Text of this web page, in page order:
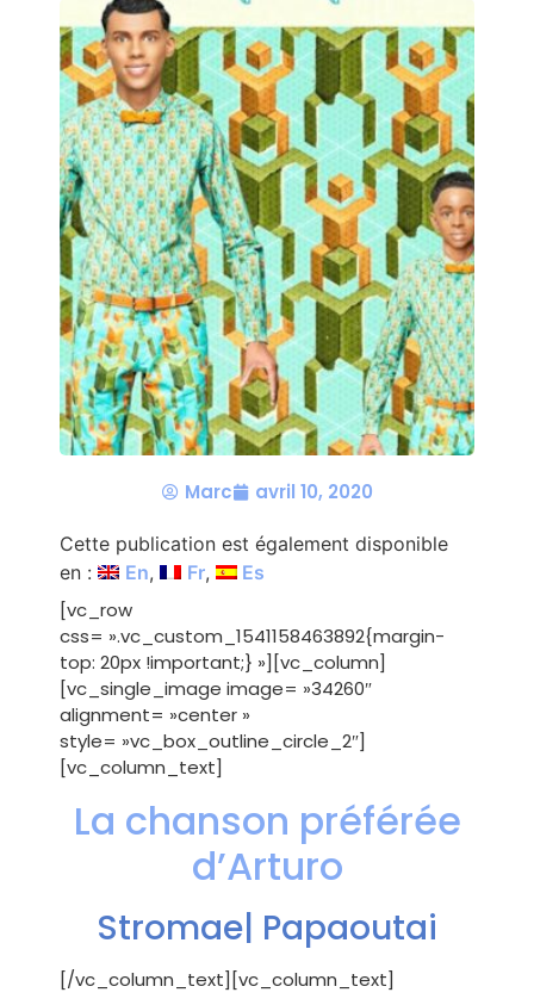
Marc avril 10, 2020
Cette publication est également disponible
en :
En Fr Es
[vc_row
css= ».vc_custom_1541158463892{margin-
top: 20px !important;} »][vc_column]
[vc_single_image image= »34260″
alignment= »center »
style= »vc_box_outline_circle_2″]
[vc_column_text]
La chanson préférée
d’Arturo
Stromae| Papaoutai
[/vc_column_text][vc_column_text]